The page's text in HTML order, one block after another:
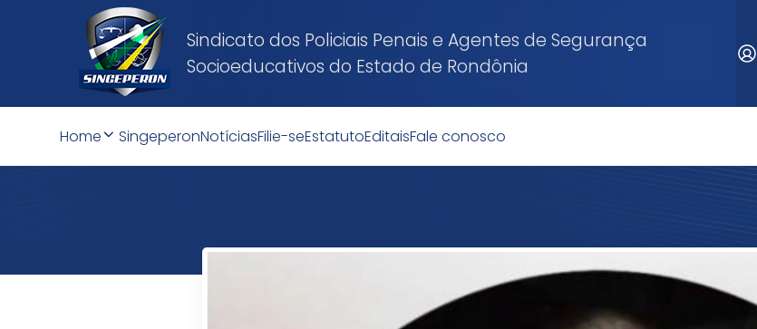
Sindicato dos Policiais Penais e Agentes de Segurança
Socioeducativos do Estado de Rondônia
Home SingeperonNotíciasFilie-seEstatutoEditaisFale conosco